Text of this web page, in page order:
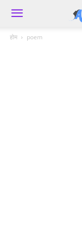
होम poem